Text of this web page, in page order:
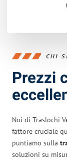
CHI
Prezzi
Noi di Traslochi
fattore cruciale
puntiamo sulla
soluzioni su